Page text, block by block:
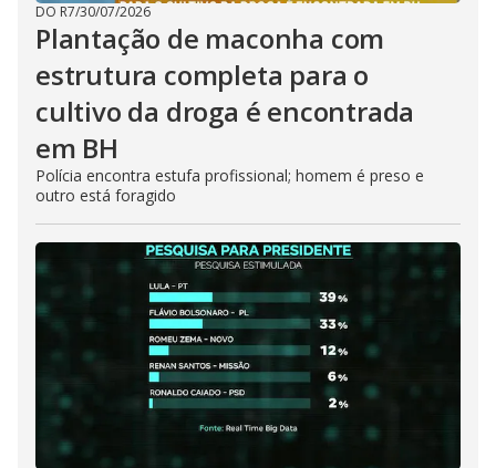
DO R7/30/07/2026
Plantação de maconha com
estrutura completa para o
cultivo da droga é encontrada
em BH
Polícia encontra estufa profissional; homem é preso e
outro está foragido